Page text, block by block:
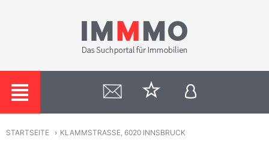
STARTSEITE › KLAMMSTRASSE, 6020 INNSBRUCK